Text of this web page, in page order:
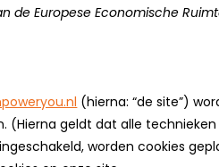
de Europese Economische
(hierna: “de site”)
(Hierna geldt dat alle
worden cookies